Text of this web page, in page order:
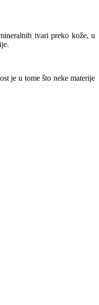
tvari preko kože, u
je u tome što neke materije